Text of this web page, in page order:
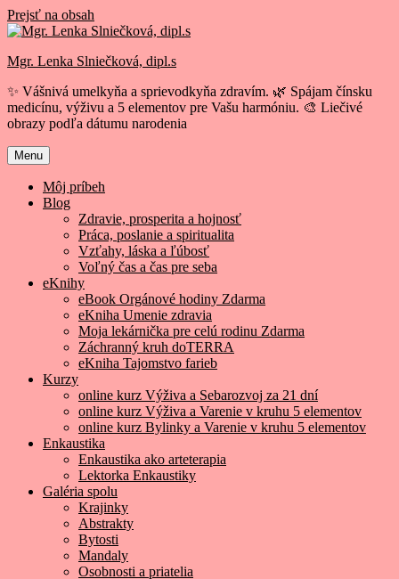
Prejsť na obsah
Mgr. Lenka Slniečková, dipl.s
✨ Vášnivá umelkyňa a sprievodkyňa zdravím. 🌿 Spájam čínsku
medicínu, výživu a 5 elementov pre Vašu harmóniu. 🎨 Liečivé
obrazy podľa dátumu narodenia
Menu
Môj príbeh
Blog
Zdravie, prosperita a hojnosť
Práca, poslanie a spiritualita
Vzťahy, láska a ľúbosť
Voľný čas a čas pre seba
eKnihy
eBook Orgánové hodiny Zdarma
eKniha Umenie zdravia
Moja lekárnička pre celú rodinu Zdarma
Záchranný kruh doTERRA
eKniha Tajomstvo farieb
Kurzy
online kurz Výživa a Sebarozvoj za 21 dní
online kurz Výživa a Varenie v kruhu 5 elementov
online kurz Bylinky a Varenie v kruhu 5 elementov
Enkaustika
Enkaustika ako arteterapia
Lektorka Enkaustiky
Galéria spolu
Krajinky
Abstrakty
Bytosti
Mandaly
Osobnosti a priatelia